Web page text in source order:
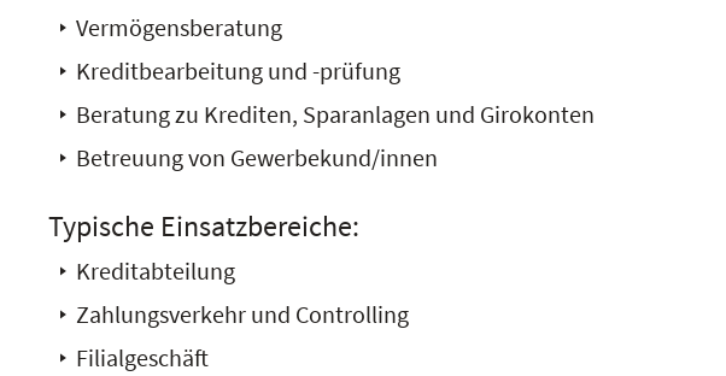
Vermögensberatung
Kreditbearbeitung und -prüfung
Beratung zu Krediten, Sparanlagen und Girokonten
Betreuung von Gewerbekund/innen
Typische Einsatzbereiche:
Kreditabteilung
Zahlungsverkehr und Controlling
Filialgeschäft